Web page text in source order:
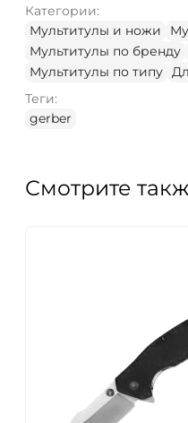
Категории:
Мультитулы и ножи
Мультитулы по бренду
Мультитулы по типу
Теги:
gerber
Смотрите